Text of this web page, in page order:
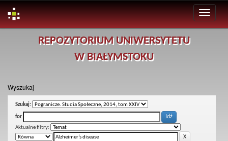
REPOZYTORIUM UNIWERSYTETU
W BIAŁYMSTOKU
Wyszukaj
Szukaj:
for
Aktualne filtry: